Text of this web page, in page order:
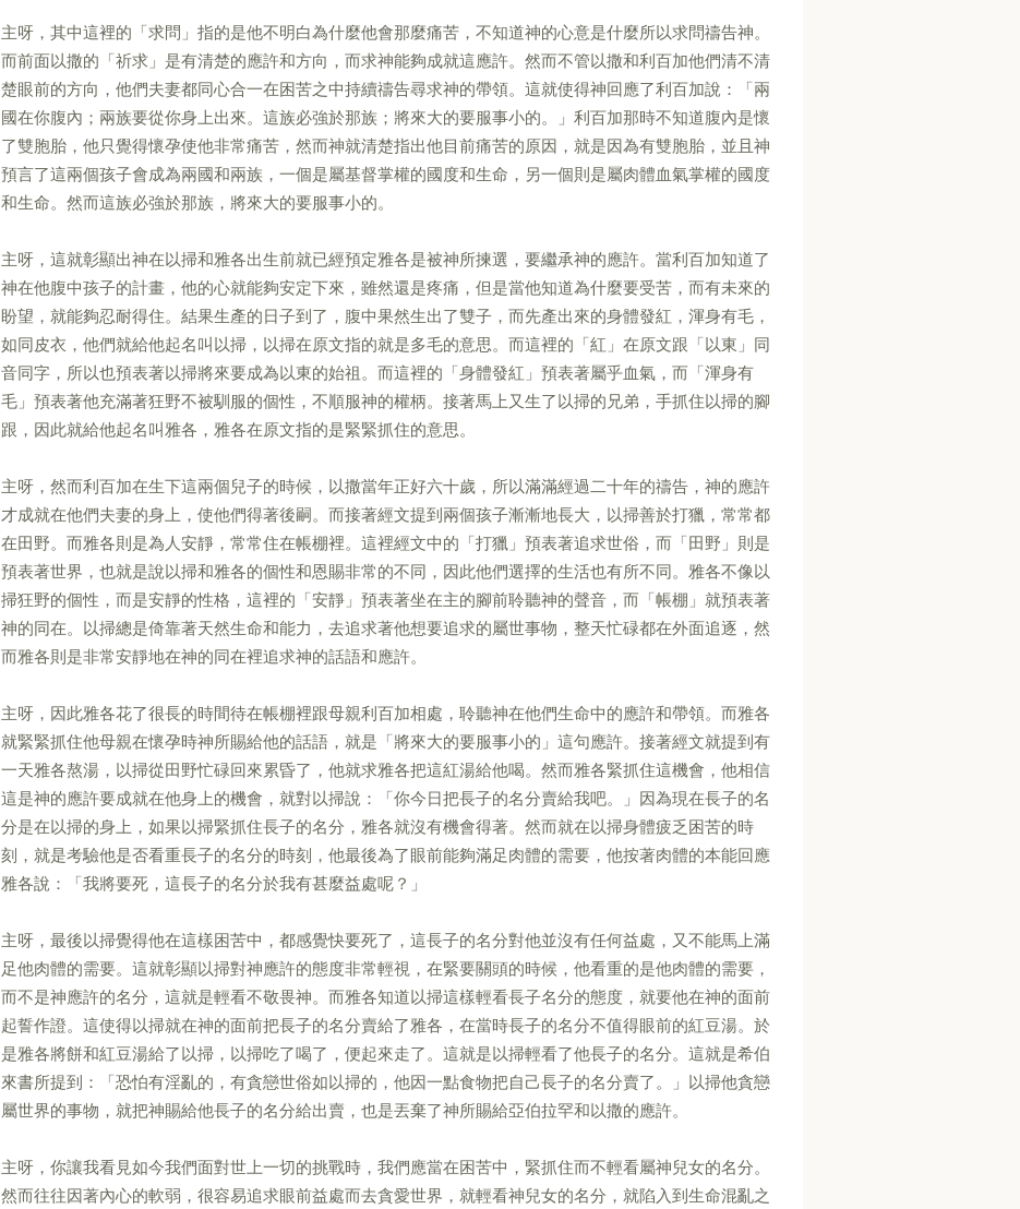
主呀，其中這裡的「求問」指的是他不明白為什麼他會那麼痛苦，不知道神的心意是什麼所以求問禱告神。
而前面以撒的「祈求」是有清楚的應許和方向，而求神能夠成就這應許。然而不管以撒和利百加他們清不清
楚眼前的方向，他們夫妻都同心合一在困苦之中持續禱告尋求神的帶領。這就使得神回應了利百加說：「兩
國在你腹內；兩族要從你身上出來。這族必強於那族；將來大的要服事小的。」利百加那時不知道腹內是懷
了雙胞胎，他只覺得懷孕使他非常痛苦，然而神就清楚指出他目前痛苦的原因，就是因為有雙胞胎，並且神
預言了這兩個孩子會成為兩國和兩族，一個是屬基督掌權的國度和生命，另一個則是屬肉體血氣掌權的國度
和生命。然而這族必強於那族，將來大的要服事小的。
主呀，這就彰顯出神在以掃和雅各出生前就已經預定雅各是被神所揀選，要繼承神的應許。當利百加知道了
神在他腹中孩子的計畫，他的心就能夠安定下來，雖然還是疼痛，但是當他知道為什麼要受苦，而有未來的
盼望，就能夠忍耐得住。結果生產的日子到了，腹中果然生出了雙子，而先產出來的身體發紅，渾身有毛，
如同皮衣，他們就給他起名叫以掃，以掃在原文指的就是多毛的意思。而這裡的「紅」在原文跟「以東」同
音同字，所以也預表著以掃將來要成為以東的始祖。而這裡的「身體發紅」預表著屬乎血氣，而「渾身有
毛」預表著他充滿著狂野不被馴服的個性，不順服神的權柄。接著馬上又生了以掃的兄弟，手抓住以掃的腳
跟，因此就給他起名叫雅各，雅各在原文指的是緊緊抓住的意思。
主呀，然而利百加在生下這兩個兒子的時候，以撒當年正好六十歲，所以滿滿經過二十年的禱告，神的應許
才成就在他們夫妻的身上，使他們得著後嗣。而接著經文提到兩個孩子漸漸地長大，以掃善於打獵，常常都
在田野。而雅各則是為人安靜，常常住在帳棚裡。這裡經文中的「打獵」預表著追求世俗，而「田野」則是
預表著世界，也就是說以掃和雅各的個性和恩賜非常的不同，因此他們選擇的生活也有所不同。雅各不像以
掃狂野的個性，而是安靜的性格，這裡的「安靜」預表著坐在主的腳前聆聽神的聲音，而「帳棚」就預表著
神的同在。以掃總是倚靠著天然生命和能力，去追求著他想要追求的屬世事物，整天忙碌都在外面追逐，然
而雅各則是非常安靜地在神的同在裡追求神的話語和應許。
主呀，因此雅各花了很長的時間待在帳棚裡跟母親利百加相處，聆聽神在他們生命中的應許和帶領。而雅各
就緊緊抓住他母親在懷孕時神所賜給他的話語，就是「將來大的要服事小的」這句應許。接著經文就提到有
一天雅各熬湯，以掃從田野忙碌回來累昏了，他就求雅各把這紅湯給他喝。然而雅各緊抓住這機會，他相信
這是神的應許要成就在他身上的機會，就對以掃說：「你今日把長子的名分賣給我吧。」因為現在長子的名
分是在以掃的身上，如果以掃緊抓住長子的名分，雅各就沒有機會得著。然而就在以掃身體疲乏困苦的時
刻，就是考驗他是否看重長子的名分的時刻，他最後為了眼前能夠滿足肉體的需要，他按著肉體的本能回應
雅各說：「我將要死，這長子的名分於我有甚麼益處呢？」
主呀，最後以掃覺得他在這樣困苦中，都感覺快要死了，這長子的名分對他並沒有任何益處，又不能馬上滿
足他肉體的需要。這就彰顯以掃對神應許的態度非常輕視，在緊要關頭的時候，他看重的是他肉體的需要，
而不是神應許的名分，這就是輕看不敬畏神。而雅各知道以掃這樣輕看長子名分的態度，就要他在神的面前
起誓作證。這使得以掃就在神的面前把長子的名分賣給了雅各，在當時長子的名分不值得眼前的紅豆湯。於
是雅各將餅和紅豆湯給了以掃，以掃吃了喝了，便起來走了。這就是以掃輕看了他長子的名分。這就是希伯
來書所提到：「恐怕有淫亂的，有貪戀世俗如以掃的，他因一點食物把自己長子的名分賣了。」以掃他貪戀
屬世界的事物，就把神賜給他長子的名分給出賣，也是丟棄了神所賜給亞伯拉罕和以撒的應許。
主呀，你讓我看見如今我們面對世上一切的挑戰時，我們應當在困苦中，緊抓住而不輕看屬神兒女的名分。
然而往往因著內心的軟弱，很容易追求眼前益處而去貪愛世界，就輕看神兒女的名分，就陷入到生命混亂之